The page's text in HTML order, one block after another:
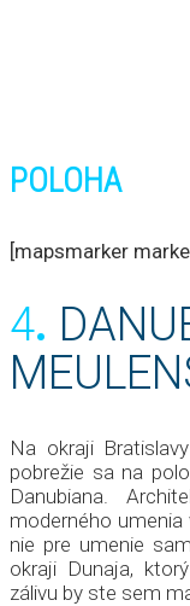
POLOHA
[mapsmarker
4.
Na okraji
pobrežie sa na
Danubiana.
moderného
nie pre umenie
okraji Dunaja,
zálivu by ste sem